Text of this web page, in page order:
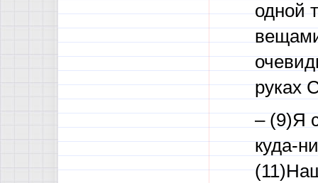
одной
руках
– (9)Я
куда-